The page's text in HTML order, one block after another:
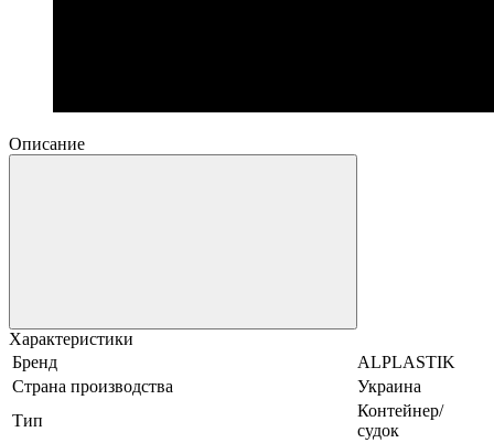
Описание
Характеристики
Бренд
ALPLASTIK
Страна производства
Украина
Тип
Контейнер/
судок